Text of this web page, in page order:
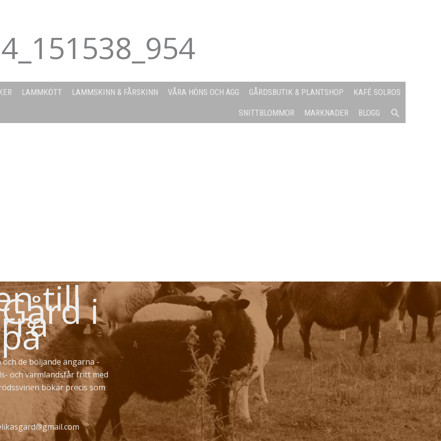
LAMMKÖTT LAMMSKINN & FÅRSKINN VÅRA HÖNS OCH ÄGG GÅRDSBUTIK & PLANTSHOP KAFÉ SOLROS
SNITTBLOMMOR MARKNADER BLOGG SÖK
till i
de böljande ängarna -
och värmlandsfår fritt med
bökar precis som